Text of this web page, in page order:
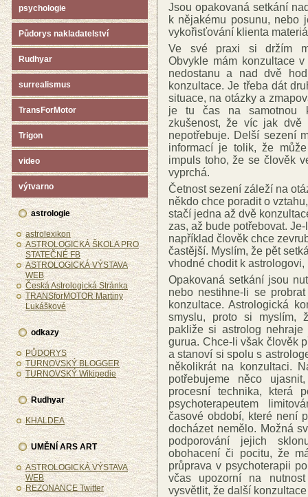
psychologie
Půdorys nakladatelství
Rudhyar
surrealismus
TransForMotor
Trigon
video
výtvarno
astrologie
astrolexikon
ASTROLOGICKÁ ŠKOLA PRO
STATEČNÉ FB
ASTROLOGICKÁ VÝSTAVA
WEB
Česká Astrologická Stránka
TRANSforMOTOR Martiny
Lukáškové
odkazy
PŮDORYS
TURNOVSKÝ BLOGGER
TURNOVSKÝ Wikipedie
Rudhyar
KHALDEA
UMĚNÍ ARS ART
ASTROLOGICKÁ VÝSTAVA
WEB
REZONANCE Twitter
Jsou opakovaná setkání
k nějakému posunu, nebo
vykořisťování klienta
Ve své praxi si držím
Obvykle mám konzultace
nedostanu a nad dvě
konzultace. Je třeba dát
situace, na otázky a
je tu čas na samotnou
zkušenost, že víc jak
nepotřebuje. Delší sezení
informací je tolik, že
impuls toho, že se člověk
vyprchá.
Četnost sezení záleží na
někdo chce poradit o
stačí jedna až dvě
zas, až bude potřebovat.
například člověk chce
častější. Myslím, že pět
vhodné chodit k
Opakovaná setkání jsou
nebo nestihne-li se
konzultace. Astrologická
smyslu, proto si myslím,
pakliže si astrolog nehraje
gurua. Chce-li však člověk
a stanoví si spolu s
několikrát na konzultaci.
potřebujeme něco
procesní technika, která
psychoterapeutem
časové období, které není
docházet nemělo. Možná
podporování jejich
obohacení či pocitu, že
průprava v psychoterapii
včas upozorní na
vysvětlit, že další